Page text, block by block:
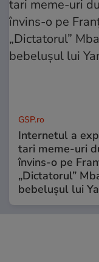
GSP.ro
Internetul a
tari meme-uri
învins-o pe
„Dictatorul”
bebelușul lui